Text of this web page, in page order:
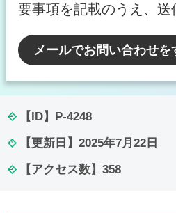
要事項を記載のうえ、送
メールでお問い合わせを
【ID】 P-4248
【更新日】 2025年7月22日
【アクセス数】 358